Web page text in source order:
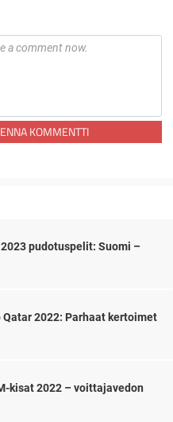
KOMMENTTI
pudotuspelit: Suomi –
Qatar 2022: Parhaat kertoimet
kisat 2022 – voittajavedon